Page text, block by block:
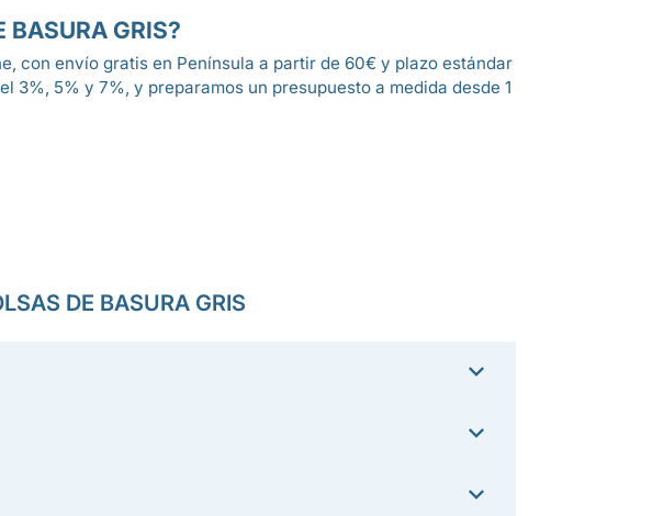
BASURA GRIS?
con envío gratis en Península a partir de 60€ y plazo estándar
5% y 7%, y preparamos un presupuesto a medida desde 1
DE BASURA GRIS